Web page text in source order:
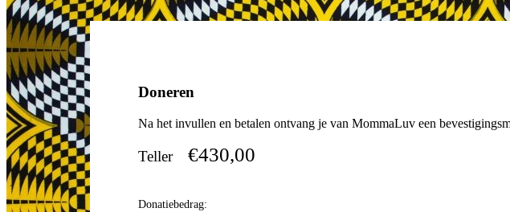
Doneren
Na het invullen en betalen ontvang je van MommaLuv een
Teller €430,00
Donatiebedrag: